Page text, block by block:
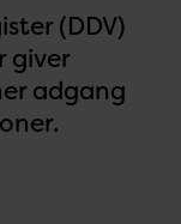
(DDV)
giver
adgang